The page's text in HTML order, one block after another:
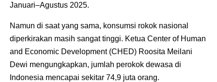
Januari–Agustus 2025.
Namun di saat yang sama, konsumsi rokok nasional
diperkirakan masih sangat tinggi. Ketua Center of Human
and Economic Development (CHED) Roosita Meilani
Dewi mengungkapkan, jumlah perokok dewasa di
Indonesia mencapai sekitar 74,9 juta orang.